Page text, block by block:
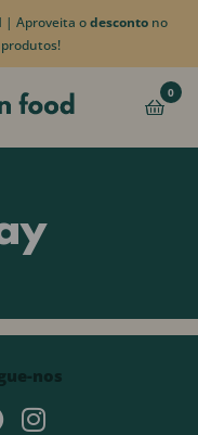
| Aproveita odesconto no
0
nos